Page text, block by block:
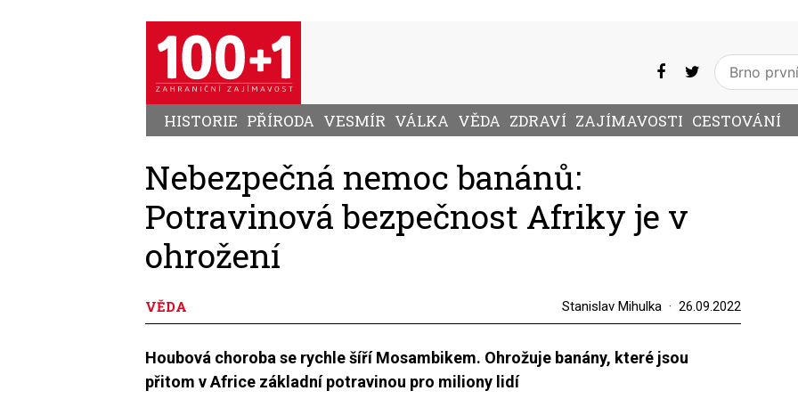
HISTORIE PŘÍRODA VESMÍR VÁLKA VĚDA ZDRAVÍ ZAJÍMAVOSTI CESTOVÁNÍ
Nebezpečná nemoc banánů:
Potravinová bezpečnost Afriky je v
ohrožení
VĚDA Stanislav Mihulka 26.09.2022
Houbová choroba se rychle šíří Mosambikem. Ohrožuje banány, které jsou
přitom v Africe základní potravinou pro miliony lidí